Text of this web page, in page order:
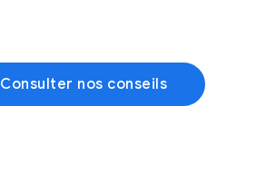
Consulter nos conseils